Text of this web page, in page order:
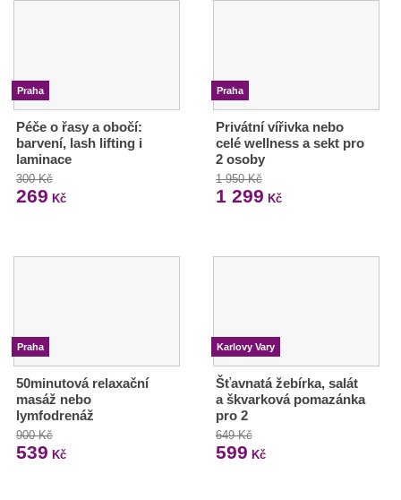
Praha
Péče o řasy a obočí:
barvení, lash lifting i
laminace
300 Kč
269 Kč
Praha
Privátní vířivka nebo
celé wellness a sekt pro
2 osoby
1 950 Kč
1 299 Kč
Praha
50minutová relaxační
masáž nebo
lymfodrenáž
900 Kč
539 Kč
Karlovy Vary
Šťavnatá žebírka, salát
a škvarková pomazánka
pro 2
649 Kč
599 Kč